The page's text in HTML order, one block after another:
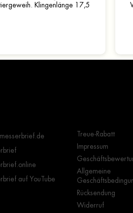
Klingenlänge 17,5
messerbrief.de
auf YouTube
Treue-Rabatt
Impressum
Allgemeine
Rücksendung
Widerruf